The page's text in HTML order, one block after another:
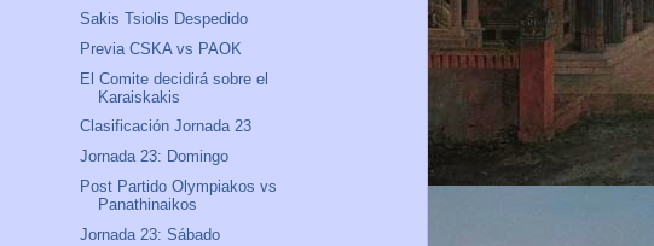
Sakis Tsiolis Despedido
Previa CSKA vs PAOK
El Comite decidirá sobre el
Karaiskakis
Clasificación Jornada 23
Jornada 23: Domingo
Post Partido Olympiakos vs
Panathinaikos
Jornada 23: Sábado